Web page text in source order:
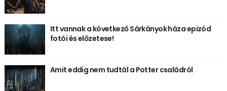
Itt vannak a következő Sárkányok háza epizód
fotói és előzetese!
Amit eddig nem tudtál a Potter családról